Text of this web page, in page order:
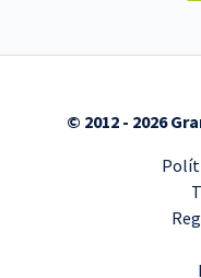
© 2012 - 2026